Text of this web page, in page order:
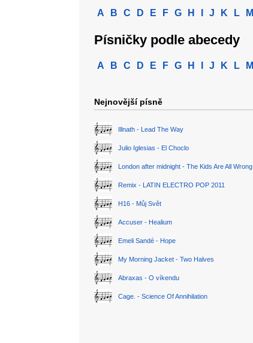
A B C D E F G H J K L M
Písničky podle abecedy
A B C D E F G H J K L M
Nejnovější písně
Illnath - Lead The Way
Julio Iglesias - El Choclo
London after midnight - The Kids Are All Wrong
Remix - LATIN ELECTRO POP 2011
H16 - Můj Svět
Accuser - Healium
Emeli Sandé - Hope
My Morning Jacket - Two Halves
Abraxas - O víkendu
Cage. - Science Of Annihilation